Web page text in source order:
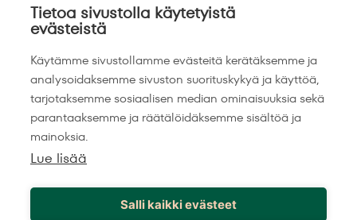
Tietoa sivustolla käytetyistä
evästeistä
Käytämme sivustollamme evästeitä kerätäksemme ja
analysoidaksemme sivuston suorituskykyä ja käyttöä,
tarjotaksemme sosiaalisen median ominaisuuksia sekä
parantaaksemme ja räätälöidäksemme sisältöä ja
mainoksia.
Lue lisää
Salli kaikki evästeet
Ota yhteyttä
INFO@TAHTONI.FI